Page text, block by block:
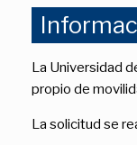
La Universidad
propio de
La solicitud se